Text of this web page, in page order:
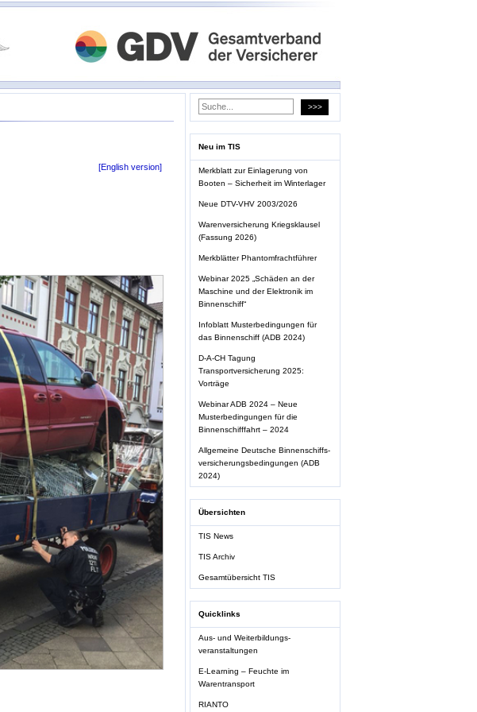
[English version]
Neu im TIS
Merkblatt zur Einlagerung von
Booten – Sicherheit im Winterlager
Neue DTV-VHV 2003/2026
Warenversicherung Kriegsklausel
(Fassung 2026)
Merkblätter Phantomfrachtführer
Webinar 2025 „Schäden an der
Maschine und der Elektronik im
Binnenschiff“
Infoblatt Musterbedingungen für
das Binnenschiff (ADB 2024)
D-A-CH Tagung
Transportversicherung 2025:
Vorträge
Webinar ADB 2024 – Neue
Musterbedingungen für die
Binnenschifffahrt – 2024
Allgemeine Deutsche Binnenschiffs-
versicherungsbedingungen (ADB
2024)
Übersichten
TIS News
TIS Archiv
Gesamtübersicht TIS
Quicklinks
Aus- und Weiterbildungs-
veranstaltungen
E-Learning – Feuchte im
Warentransport
RIANTO